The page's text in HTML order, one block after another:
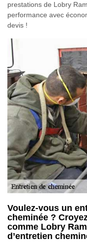
prestations de Lobry
performance avec
devis !
Voulez-vous un
cheminée ?
comme Lobry
d’entretien